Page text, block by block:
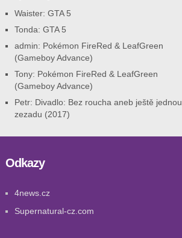
Waister: GTA 5
Tonda: GTA 5
admin: Pokémon FireRed & LeafGreen
(Gameboy Advance)
Tony: Pokémon FireRed & LeafGreen
(Gameboy Advance)
Petr: Divadlo: Bez roucha aneb ještě jednou
zezadu (2017)
Odkazy
4news.cz
Supernatural-cz.com